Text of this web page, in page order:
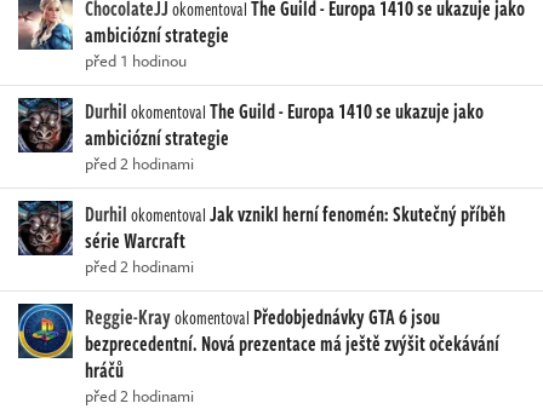
ChocolateJJokomentovalThe Guild - Europa 1410 se ukazuje jako
ambiciózní strategie
před 1 hodinou
DurhilokomentovalThe Guild - Europa 1410 se ukazuje jako
ambiciózní strategie
před 2 hodinami
DurhilokomentovalJak vznikl herní fenomén: Skutečný příběh
série Warcraft
před 2 hodinami
Reggie-Krayokomentoval Předobjednávky GTA 6 jsou
bezprecedentní. Nová prezentace má ještě zvýšit očekávání
hráčů
před 2 hodinami